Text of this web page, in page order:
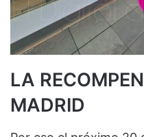
LA
MADRID